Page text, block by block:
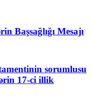
Başsağlığı Mesajı
sorumlusu
17-ci illik